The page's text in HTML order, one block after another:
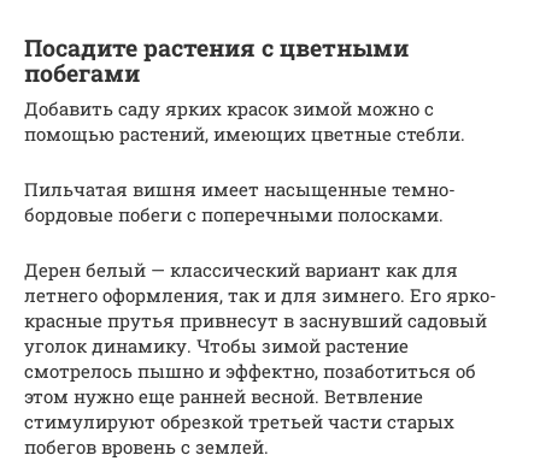
Посадите растения с цветными
побегами
Добавить саду ярких красок зимой можно с
помощью растений, имеющих цветные стебли.
Пильчатая вишня имеет насыщенные темно-
бордовые побеги с поперечными полосками.
Дерен белый — классический вариант как для
летнего оформления, так и для зимнего. Его ярко-
красные прутья привнесут в заснувший садовый
уголок динамику. Чтобы зимой растение
смотрелось пышно и эффектно, позаботиться об
этом нужно еще ранней весной. Ветвление
стимулируют обрезкой третьей части старых
побегов вровень с землей.